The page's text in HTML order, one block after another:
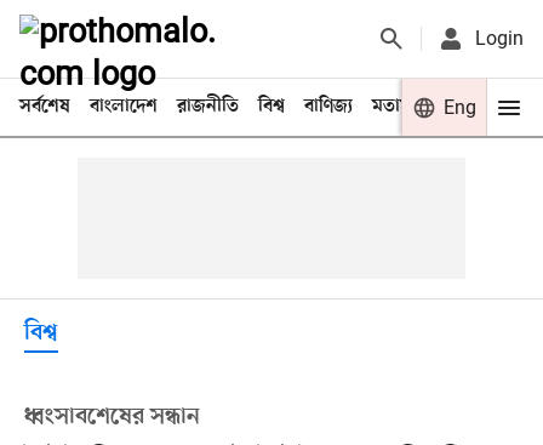
Login
সর্বশেষ বাংলাদেশ রাজনীতি বিশ্ব বাণিজ্য মতামত খেলা
Eng
বিশ্ব
ধ্বংসাবশেষের সন্ধান